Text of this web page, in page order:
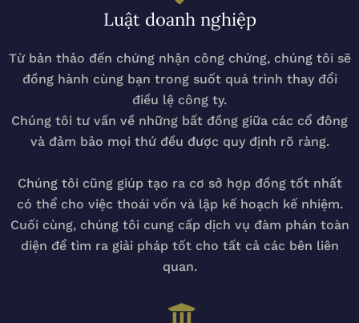
Luật doanh nghiệp
Từ bản thảo đến chứng nhận công chứng, chúng tôi sẽ
đồng hành cùng bạn trong suốt quá trình thay đổi
điều lệ công ty.
Chúng tôi tư vấn về những bất đồng giữa các cổ đông
và đảm bảo mọi thứ đều được quy định rõ ràng.
Chúng tôi cũng giúp tạo ra cơ sở hợp đồng tốt nhất
có thể cho việc thoái vốn và lập kế hoạch kế nhiệm.
Cuối cùng, chúng tôi cung cấp dịch vụ đàm phán toàn
diện để tìm ra giải pháp tốt cho tất cả các bên liên
quan.